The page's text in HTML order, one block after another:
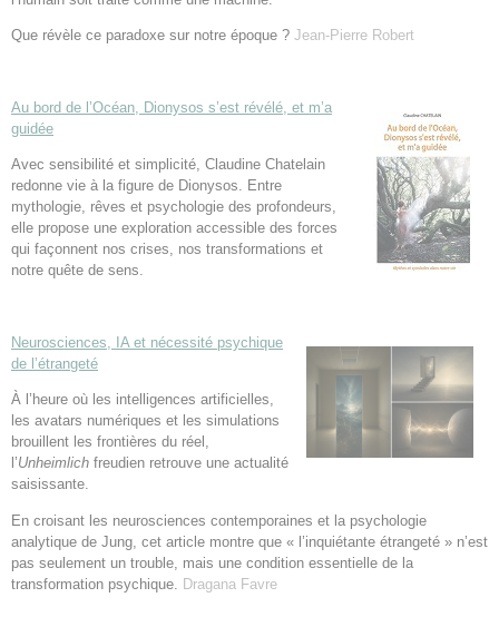
Que révèle ce paradoxe sur notre époque ? Jean-Pierre Robert
Au bord de l’Océan, Dionysos s’est révélé, et m’a
guidée
Avec sensibilité et simplicité, Claudine Chatelain
redonne vie à la figure de Dionysos. Entre
mythologie, rêves et psychologie des profondeurs,
elle propose une exploration accessible des forces
qui façonnent nos crises, nos transformations et
notre quête de sens.
Neurosciences, IA et nécessité psychique
de l’étrangeté
À l’heure où les intelligences artificielles,
les avatars numériques et les simulations
brouillent les frontières du réel,
l’Unheimlich freudien retrouve une actualité
saisissante.
En croisant les neurosciences contemporaines et la psychologie
analytique de Jung, cet article montre que « l’inquiétante étrangeté » n’est
pas seulement un trouble, mais une condition essentielle de la
transformation psychique. Dragana Favre